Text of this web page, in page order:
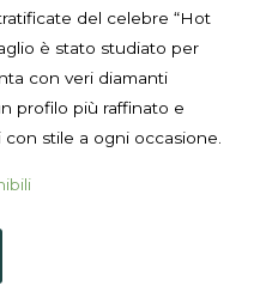
del celebre “Hot
è stato studiato per
con veri diamanti
profilo più raffinato e
stile a ogni occasione.